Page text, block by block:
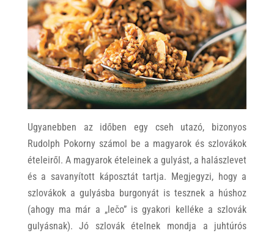
Ugyanebben az időben egy cseh utazó, bizonyos
Rudolph Pokorny számol be a magyarok és szlovákok
ételeiről. A magyarok ételeinek a gulyást, a halászlevet
és a savanyított káposztát tartja. Megjegyzi, hogy a
szlovákok a gulyásba burgonyát is tesznek a húshoz
(ahogy ma már a „lečo” is gyakori kelléke a szlovák
gulyásnak). Jó szlovák ételnek mondja a juhtúrós